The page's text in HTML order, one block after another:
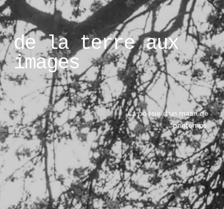
de la terre aux
images
La poésie d'un matin de
printemps.